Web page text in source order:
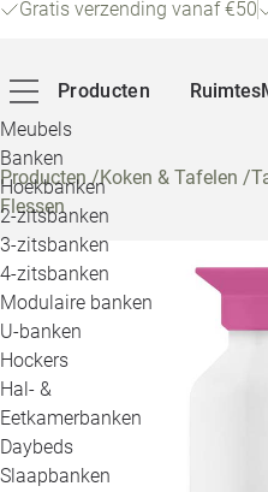
Gratis verzending vanaf €50
Producten
Meubels
Banken
Hoekbanken
2-zitsbanken
3-zitsbanken
4-zitsbanken
Modulaire banken
U-banken
Hockers
Hal- &
Eetkamerbanken
Daybeds
Slaapbanken
Ruimtes
Producten/Koken & Tafelen /
Flessen